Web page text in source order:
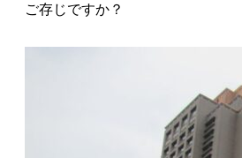
ご存じですか？